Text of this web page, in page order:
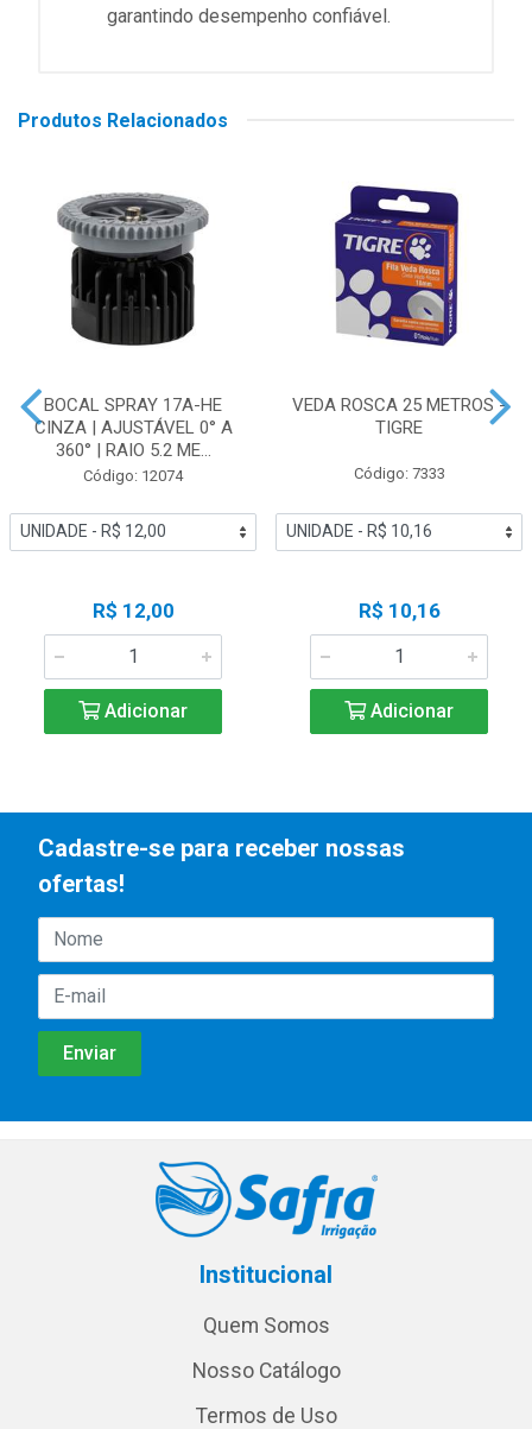
garantindo desempenho confiável.
Produtos Relacionados
BOCAL SPRAY 17A-HE
CINZA | AJUSTÁVEL 0° A
360° | RAIO 5.2 ME...
Código: 12074
R$ 12,00
Adicionar
VEDA ROSCA 25 METROS -
TIGRE
Código: 7333
R$ 10,16
Adicionar
Cadastre-se para receber nossas
ofertas!
Institucional
Quem Somos
Nosso Catálogo
Termos de Uso